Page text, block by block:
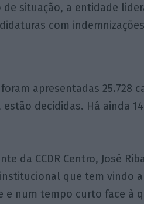
situação, a entidade
com
apresentadas 25.728
estão decididas. Há ainda
da CCDR Centro, José
que tem vindo
e num tempo curto face à